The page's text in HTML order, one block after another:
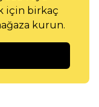
için birkaç
kurun.